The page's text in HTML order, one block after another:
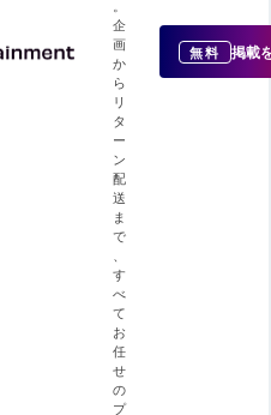
。
企
画
か
ら
リ
タ
ー
ン
配
送
ま
で
、
す
べ
て
お
任
せ
の
プ
無料 掲載